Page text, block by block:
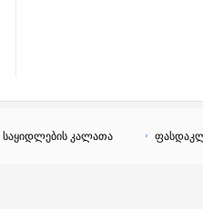
საყიდლების კალათა